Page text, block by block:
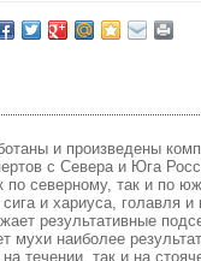
и произведены
с Севера и Юга
северному, так и по
и хариуса, голавля и
результативные
наиболее
течении, так и на